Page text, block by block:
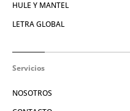
HULE Y MANTEL
LETRA GLOBAL
Servicios
NOSOTROS